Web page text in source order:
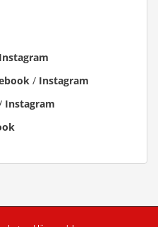
Instagram
/ Instagram
Instagram